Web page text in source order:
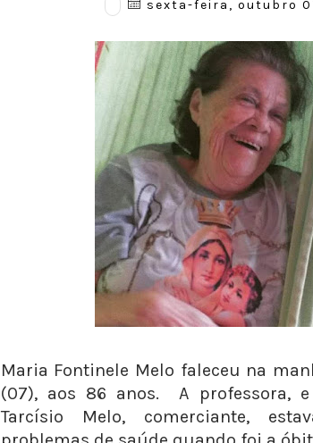
sexta-feira, outubro
Maria Fontinele Melo faleceu na
(07), aos 86 anos. A professora, e
Tarcísio Melo, comerciante,